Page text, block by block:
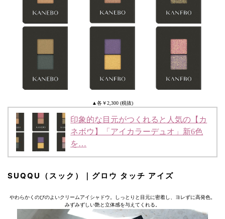
▲各￥2,300 (税抜)
印象的な目元がつくれると人気の【カ
ネボウ】「アイカラーデュオ」新6色
を…
SUQQU（スック）｜グロウ タッチ アイズ
やわらかくのびのよいクリームアイシャドウ。しっとりと目元に密着し、ヨレずに高発色。
みずみずしい艶と立体感を与えてくれる。